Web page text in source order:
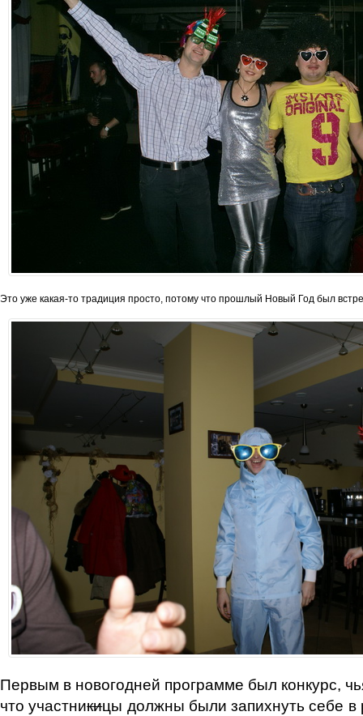
Это уже какая-то традиция просто, потому что прошлый Новый Год был
Первым в новогодней программе был конкурс,
что участникицы должны были запихнуть себе в